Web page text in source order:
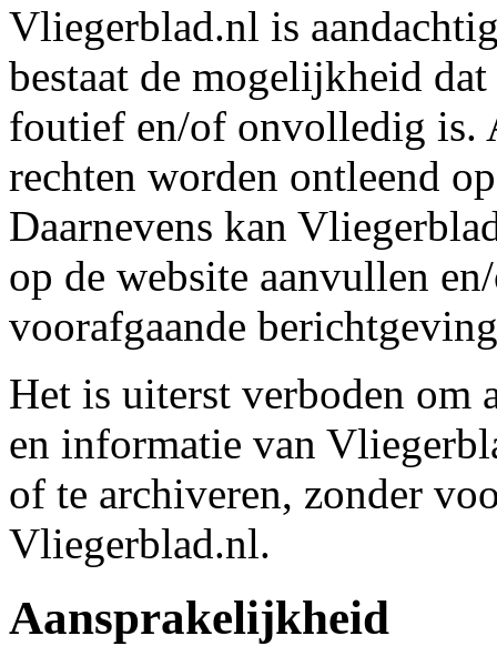
Vliegerblad.nl is
bestaat de mogelijkheid
foutief en/of onvolledig is.
rechten worden ontleend
Daarnevens kan
op de website aanvullen
voorafgaande
Het is uiterst verboden om
en informatie van
of te archiveren, zonder
Vliegerblad.nl.
Aansprakelijkheid